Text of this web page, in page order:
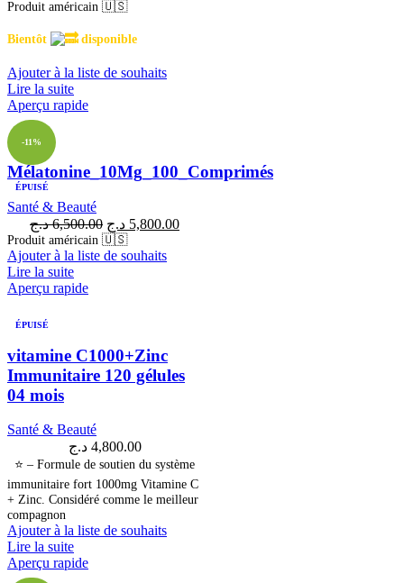
Produit américain 🇺🇸
Bientôt disponible
Ajouter à la liste de souhaits
Lire la suite
Aperçu rapide
-11%
ÉPUISÉ
Mélatonine_10Mg_100_Comprimés
Santé & Beauté
6,500.00 د.ج 5,800.00 د.ج
Produit américain 🇺🇸
Ajouter à la liste de souhaits
Lire la suite
Aperçu rapide
ÉPUISÉ
vitamine C1000+Zinc
Immunitaire 120 gélules
04 mois
Santé & Beauté
4,800.00 د.ج
⭐ – Formule de soutien du système
immunitaire fort 1000mg Vitamine C
+ Zinc. Considéré comme le meilleur
compagnon
Ajouter à la liste de souhaits
Lire la suite
Aperçu rapide